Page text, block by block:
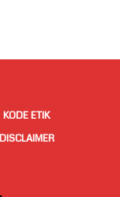
KODE ETIK
DISCLAIMER